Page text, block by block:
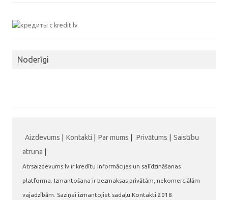
Noderīgi
Aizdevums Kontakti Par mums Privātums
Saistību
atruna
Atrsaizdevums.lv ir kredītu informācijas un salīdzināšanas
platforma. Izmantošana ir bezmaksas privātām, nekomerciālām
vajadzībām. Saziņai izmantojiet sadaļu Kontakti 2018.